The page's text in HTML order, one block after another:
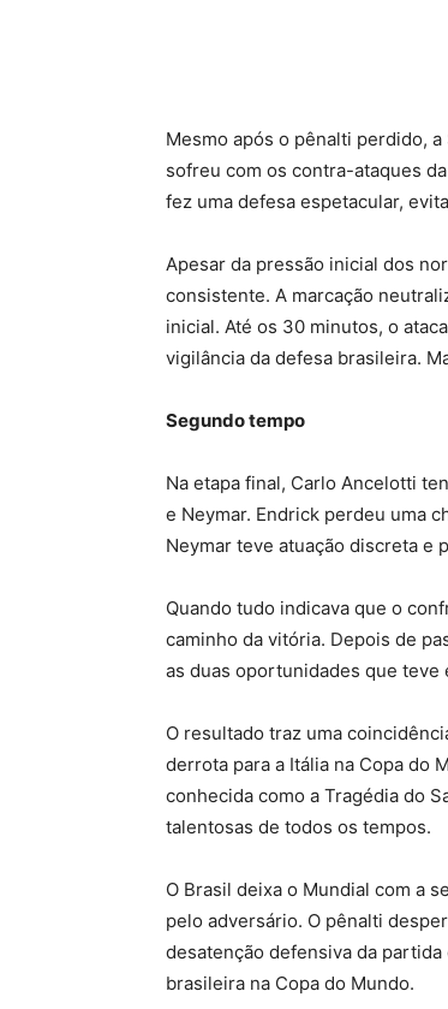
Mesmo após o pênalti perdido,
sofreu com os contra-ataques
fez uma defesa espetacular,
Apesar da pressão inicial dos
consistente. A marcação
inicial. Até os 30 minutos, o
vigilância da defesa brasileira.
Segundo tempo
Na etapa final, Carlo Ancelotti
e Neymar. Endrick perdeu uma
Neymar teve atuação discreta e
Quando tudo indicava que o
caminho da vitória. Depois de
as duas oportunidades que teve
O resultado traz uma
derrota para a Itália na Copa do
conhecida como a Tragédia do
talentosas de todos os tempos.
O Brasil deixa o Mundial com a
pelo adversário. O pênalti
desatenção defensiva da
brasileira na Copa do Mundo.